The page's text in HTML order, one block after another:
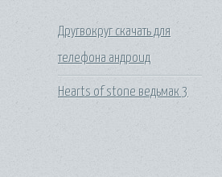
Другвокруг скачать для
телефона андроид
Hearts of stone ведьмак 3